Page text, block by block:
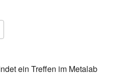
ein Treffen im Metalab